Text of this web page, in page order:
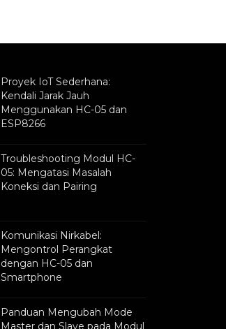
Proyek IoT Sederhana:
Kendali Jarak Jauh
Menggunakan HC-05 dan
ESP8266
Troubleshooting Modul HC-
05: Mengatasi Masalah
Koneksi dan Pairing
Komunikasi Nirkabel:
Mengontrol Perangkat
dengan HC-05 dan
Smartphone
Panduan Mengubah Mode
Master dan Slave pada Modul